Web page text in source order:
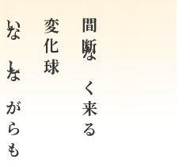
間断なく来る
変化球
いなしながらも